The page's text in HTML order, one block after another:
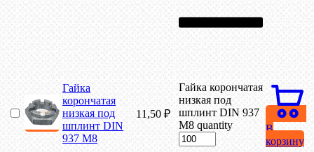
Гайка
корончатая
низкая под
шплинт DIN
937 М8
11,50 ₽
Гайка корончатая
низкая под
шплинт DIN 937
М8 quantity
В
корзину